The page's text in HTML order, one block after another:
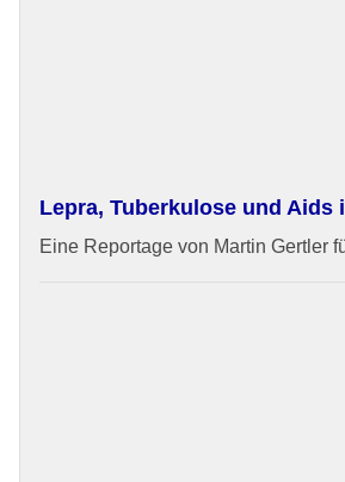
Lepra, Tuberkulose und Aids
Eine Reportage von Martin Gertler